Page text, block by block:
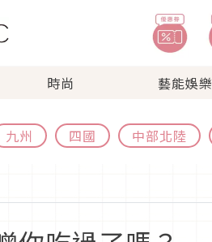
時尚 藝能娛樂
九州 四國 中部北陸